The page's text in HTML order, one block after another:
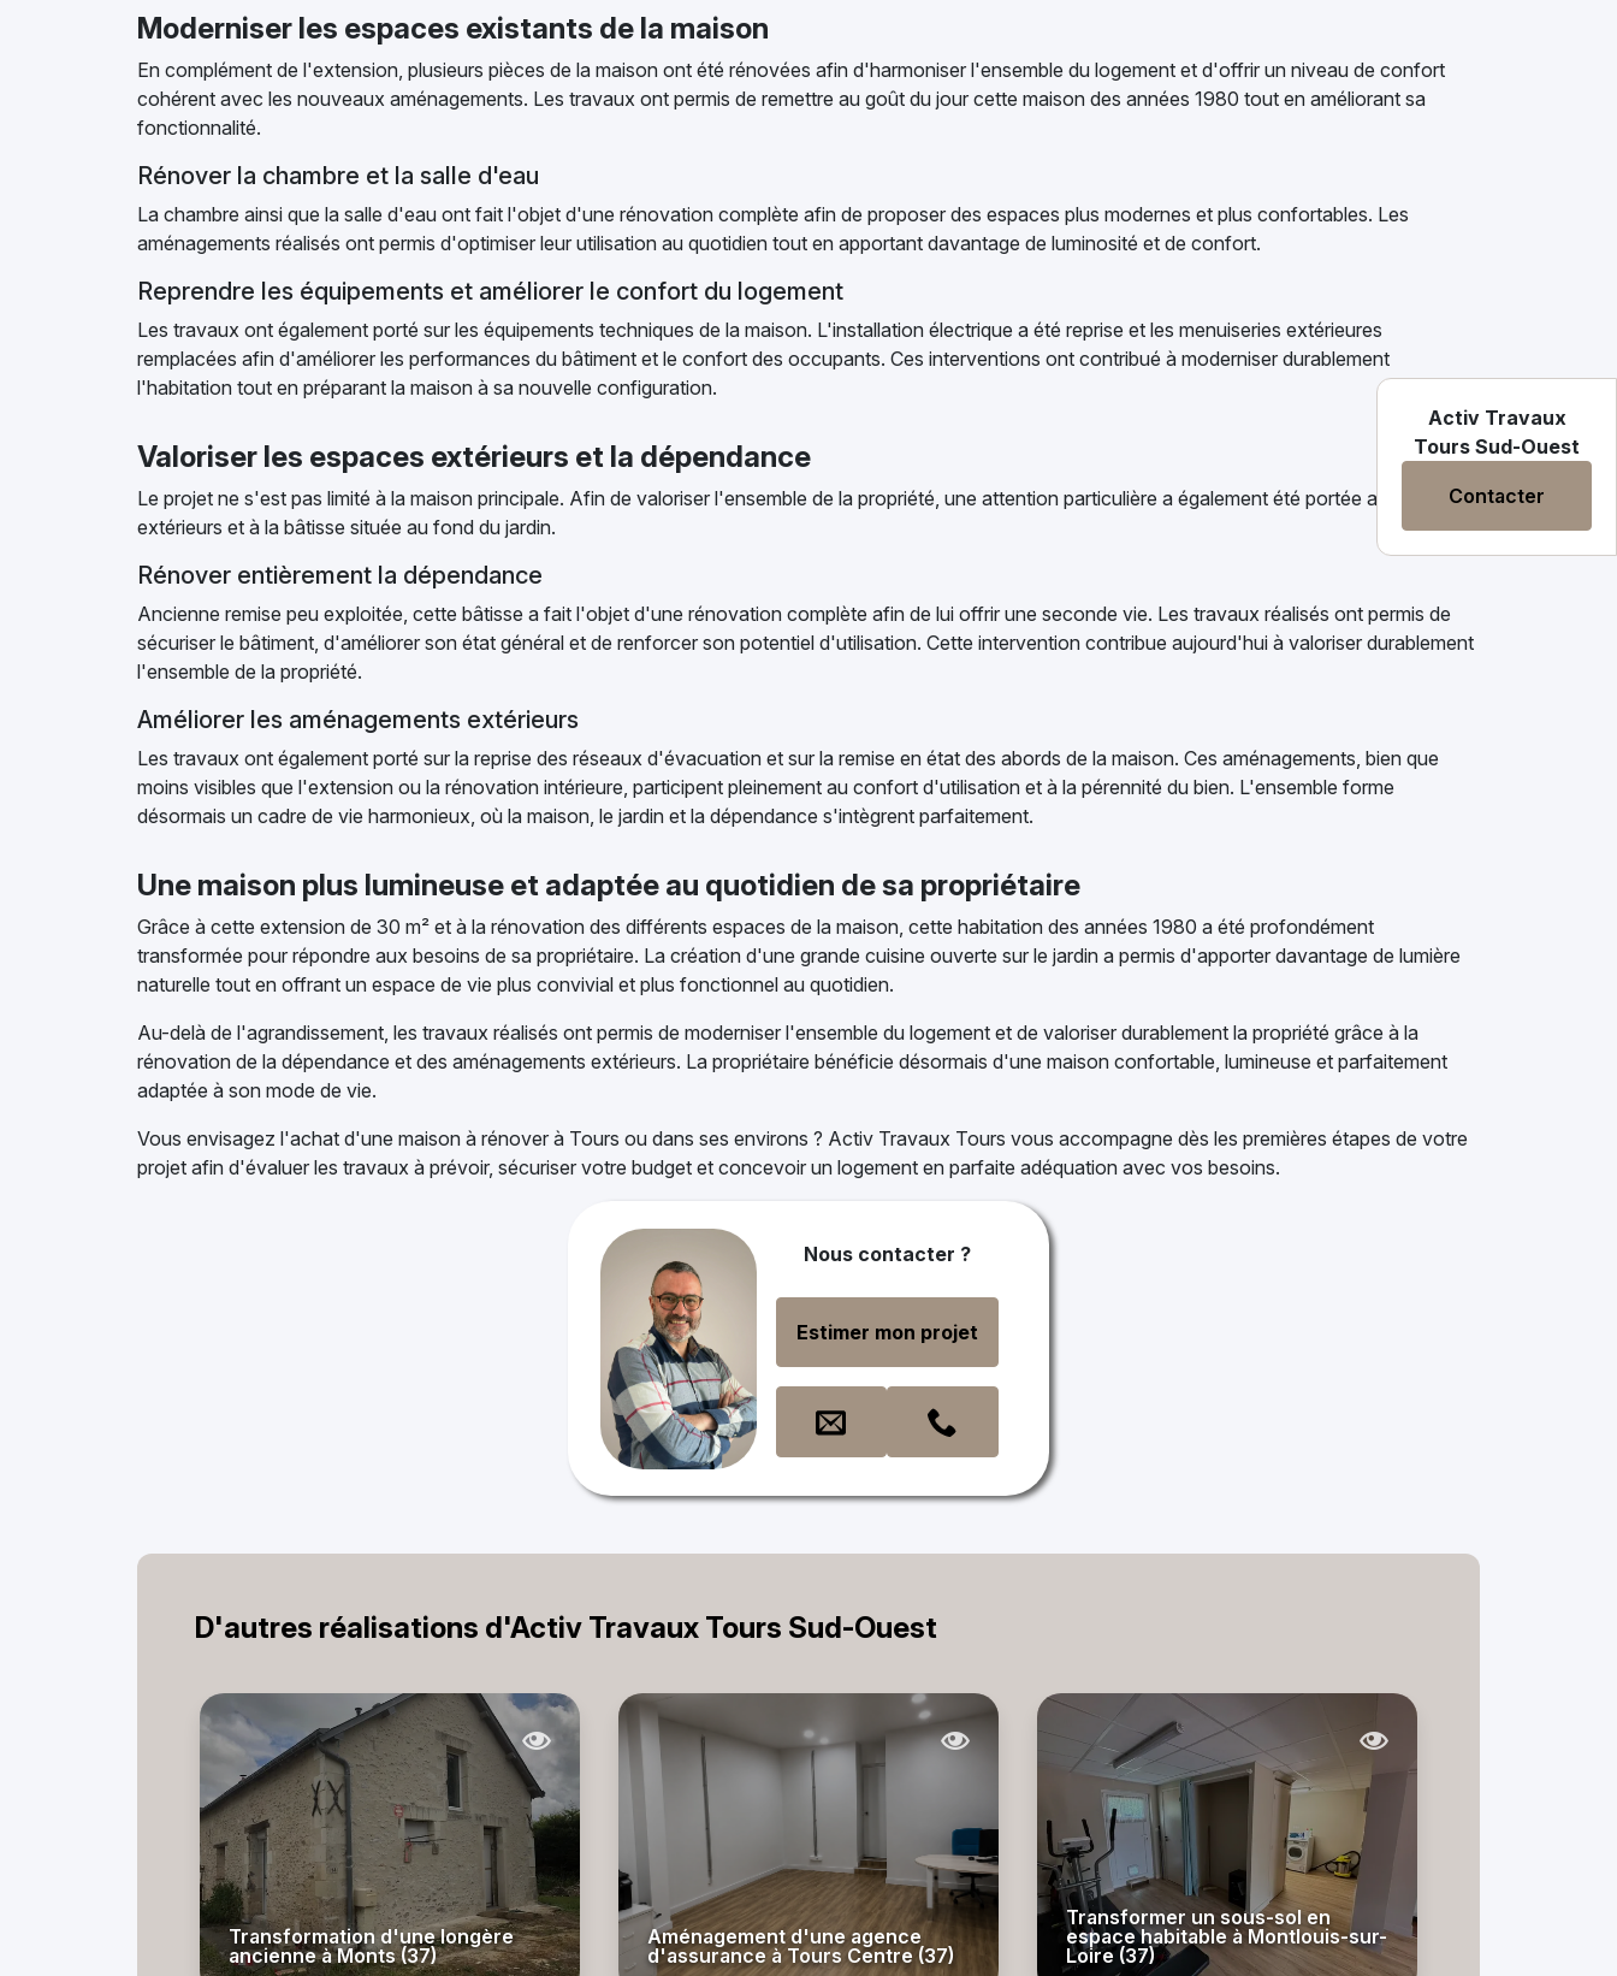
Moderniser les espaces existants de la maison
En complément de l'extension, plusieurs pièces de la maison ont été rénovées afin d'harmoniser l'ensemble du logement et d'offrir un niveau de confort
cohérent avec les nouveaux aménagements. Les travaux ont permis de remettre au goût du jour cette maison des années 1980 tout en améliorant sa
fonctionnalité.
Rénover la chambre et la salle d'eau
La chambre ainsi que la salle d'eau ont fait l'objet d'une rénovation complète afin de proposer des espaces plus modernes et plus confortables. Les
aménagements réalisés ont permis d'optimiser leur utilisation au quotidien tout en apportant davantage de luminosité et de confort.
Reprendre les équipements et améliorer le confort du logement
Les travaux ont également porté sur les équipements techniques de la maison. L'installation électrique a été reprise et les menuiseries extérieures
remplacées afin d'améliorer les performances du bâtiment et le confort des occupants. Ces interventions ont contribué à moderniser durablement
l'habitation tout en préparant la maison à sa nouvelle configuration.
Valoriser les espaces extérieurs et la dépendance
Le projet ne s'est pas limité à la maison principale. Afin de valoriser l'ensemble de la propriété, une attention particulière a également été portée aux espaces
extérieurs et à la bâtisse située au fond du jardin.
Rénover entièrement la dépendance
Ancienne remise peu exploitée, cette bâtisse a fait l'objet d'une rénovation complète afin de lui offrir une seconde vie. Les travaux réalisés ont permis de
sécuriser le bâtiment, d'améliorer son état général et de renforcer son potentiel d'utilisation. Cette intervention contribue aujourd'hui à valoriser durablement
l'ensemble de la propriété.
Améliorer les aménagements extérieurs
Les travaux ont également porté sur la reprise des réseaux d'évacuation et sur la remise en état des abords de la maison. Ces aménagements, bien que
moins visibles que l'extension ou la rénovation intérieure, participent pleinement au confort d'utilisation et à la pérennité du bien. L'ensemble forme
désormais un cadre de vie harmonieux, où la maison, le jardin et la dépendance s'intègrent parfaitement.
Une maison plus lumineuse et adaptée au quotidien de sa propriétaire
Grâce à cette extension de 30 m² et à la rénovation des différents espaces de la maison, cette habitation des années 1980 a été profondément
transformée pour répondre aux besoins de sa propriétaire. La création d'une grande cuisine ouverte sur le jardin a permis d'apporter davantage de lumière
naturelle tout en offrant un espace de vie plus convivial et plus fonctionnel au quotidien.
Au-delà de l'agrandissement, les travaux réalisés ont permis de moderniser l'ensemble du logement et de valoriser durablement la propriété grâce à la
rénovation de la dépendance et des aménagements extérieurs. La propriétaire bénéficie désormais d'une maison confortable, lumineuse et parfaitement
adaptée à son mode de vie.
Vous envisagez l'achat d'une maison à rénover à Tours ou dans ses environs ? Activ Travaux Tours vous accompagne dès les premières étapes de votre
projet afin d'évaluer les travaux à prévoir, sécuriser votre budget et concevoir un logement en parfaite adéquation avec vos besoins.
Nous contacter ?
Estimer mon projet
Activ Travaux
Tours Sud-Ouest
Contacter
D'autres réalisations d'Activ Travaux Tours Sud-Ouest
Transformation d'une longère
ancienne à Monts (37)
Aménagement d'une agence
d'assurance à Tours Centre (37)
Transformer un sous-sol en
espace habitable à Montlouis-sur-
Loire (37)